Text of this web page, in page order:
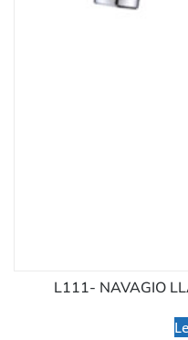
L111- NAVAGIO